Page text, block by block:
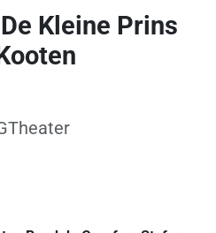
Kleine Prins